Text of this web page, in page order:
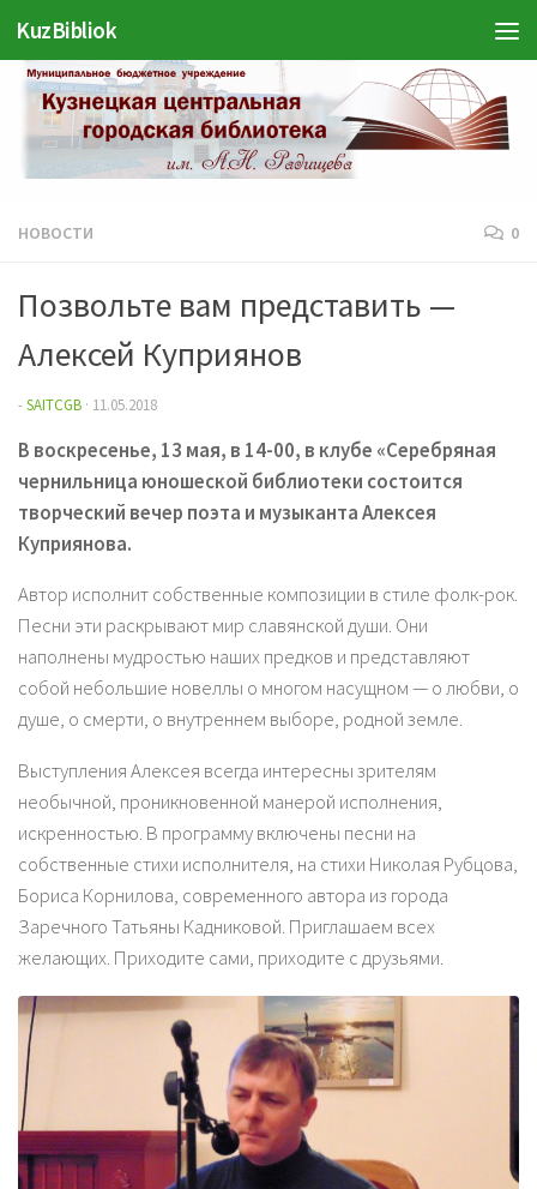
Перейти к содержимому
KuzBibliok
НОВОСТИ 0
Позвольте вам представить —
Алексей Куприянов
-SAITCGB · 11.05.2018
В воскресенье, 13 мая, в 14-00, в клубе «Серебряная
чернильница юношеской библиотеки состоится
творческий вечер поэта и музыканта Алексея
Куприянова.
Автор исполнит собственные композиции в стиле фолк-рок.
Песни эти раскрывают мир славянской души. Они
наполнены мудростью наших предков и представляют
собой небольшие новеллы о многом насущном — о любви, о
душе, о смерти, о внутреннем выборе, родной земле.
Выступления Алексея всегда интересны зрителям
необычной, проникновенной манерой исполнения,
искренностью. В программу включены песни на
собственные стихи исполнителя, на стихи Николая Рубцова,
Бориса Корнилова, современного автора из города
Заречного Татьяны Кадниковой. Приглашаем всех
желающих. Приходите сами, приходите с друзьями.